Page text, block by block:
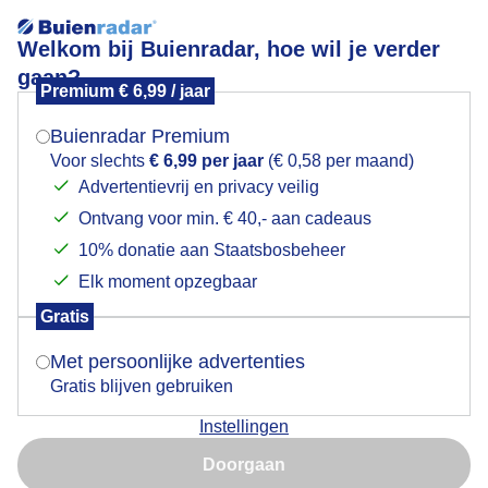
Welkom bij Buienradar, hoe wil je verder
gaan?
Premium € 6,99 / jaar
Buienradar Premium
Voor slechts € 6,99 per jaar (€ 0,58 per maand)
Advertentievrij en privacy veilig
Ontvang voor min. € 40,- aan cadeaus
10% donatie aan Staatsbosbeheer
Elk moment opzegbaar
Gratis
Met persoonlijke advertenties
Gratis blijven gebruiken
Instellingen
Doorgaan
Klaar om te vallen
Mogen we je locatie gebruiken voor het
Indien je hier nog geen akkoord op hebt gegeven,
verschijnt er zo een pop-up uit je browser waarin
Is goed, toon de popup
Nu niet, misschien later